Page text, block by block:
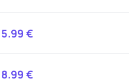
5.99 €
8.99 €